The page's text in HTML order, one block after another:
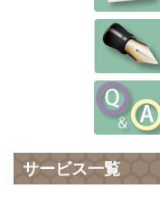
サービス一覧